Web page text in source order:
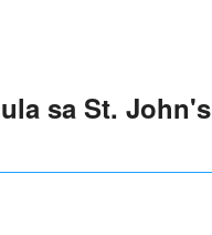
sa St. John's